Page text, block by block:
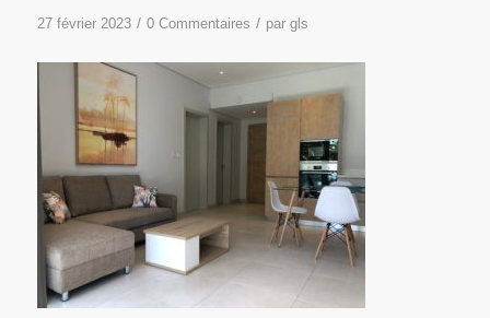
27 février 2023 / 0 Commentaires / par gls